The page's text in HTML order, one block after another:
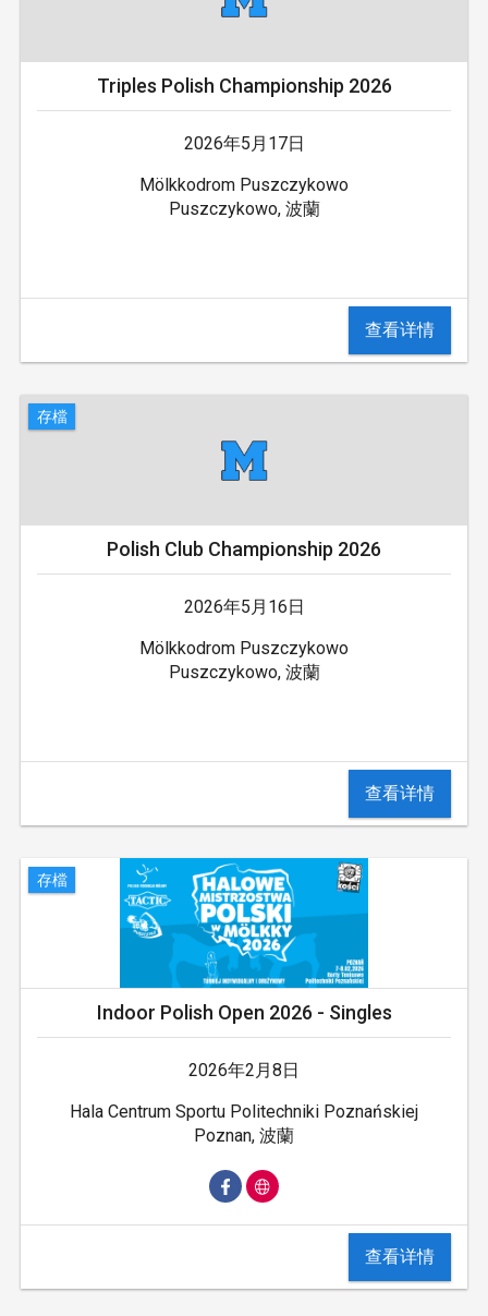
Triples Polish Championship 2026
2026年5月17日
Mölkkodrom Puszczykowo
Puszczykowo, 波蘭
查看详情
存檔
Polish Club Championship 2026
2026年5月16日
Mölkkodrom Puszczykowo
Puszczykowo, 波蘭
查看详情
存檔
Indoor Polish Open 2026 - Singles
2026年2月8日
Hala Centrum Sportu Politechniki Poznańskiej
Poznan, 波蘭
查看详情